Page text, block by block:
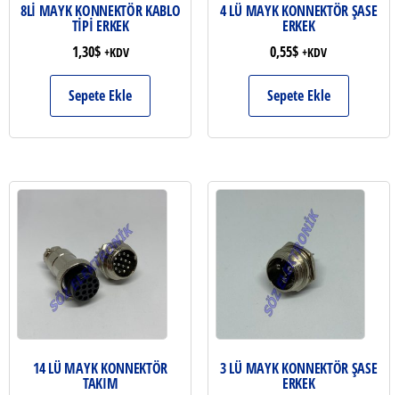
8Lİ MAYK KONNEKTÖR KABLO
TİPİ ERKEK
1,30$ +KDV
Sepete Ekle
4 LÜ MAYK KONNEKTÖR ŞASE
ERKEK
0,55$ +KDV
Sepete Ekle
14 LÜ MAYK KONNEKTÖR
TAKIM
3 LÜ MAYK KONNEKTÖR ŞASE
ERKEK